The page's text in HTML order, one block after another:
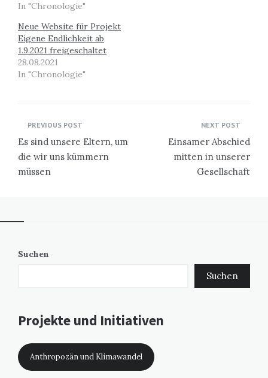
In "Chronologie"
Neue Website für Projekt
Eigene Endlichkeit ab
1.9.2021 freigeschaltet
28.08.2021
In "Chronologie"
Beitragsnavigation
PREVIOUS POST
Es sind unsere Eltern, um
die wir uns kümmern
müssen
NEXT POST
Einsamer Abschied
mitten in unserer
Gesellschaft
Suchen
Suchen
Projekte und Initiativen
Anthropozän und Klimawandel